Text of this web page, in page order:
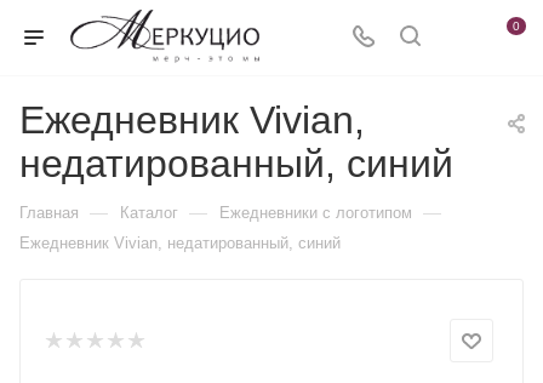
0
Ежедневник Vivian,
недатированный, синий
Главная — Каталог — Ежедневники c логотипом —
Ежедневник Vivian, недатированный, синий